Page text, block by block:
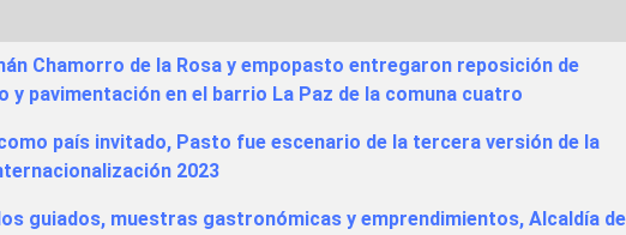
Chamorro de la Rosa y empopasto entregaron reposición de
y pavimentación en el barrio La Paz de la comuna cuatro
país invitado, Pasto fue escenario de la tercera versión de la
2023
guiados, muestras gastronómicas y emprendimientos, Alcaldía de